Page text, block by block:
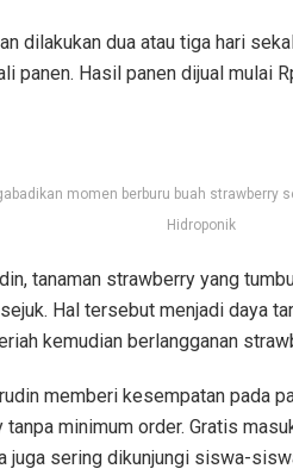
dilakukan dua atau tiga hari
panen. Hasil panen dijual mulai
momen berburu buah strawberry
Hidroponik
tanaman strawberry yang
Hal tersebut menjadi daya
kemudian berlangganan
memberi kesempatan pada
minimum order. Gratis
juga sering dikunjungi siswa-